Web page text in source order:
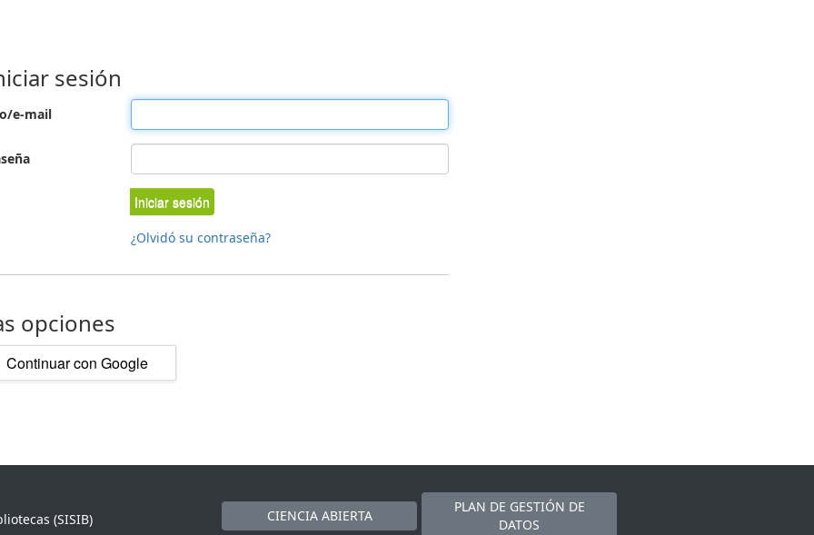
sesión
e-mail
Iniciar sesión
¿Olvidó su contraseña?
opciones
Continuar con Google
(SISIB)
CIENCIA ABIERTA
PLAN DE GESTIÓN DE
DATOS